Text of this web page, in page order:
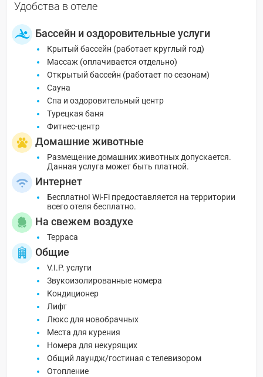
Удобства в отеле
Бассейн и оздоровительные услуги
Крытый бассейн (работает круглый год)
Массаж (оплачивается отдельно)
Открытый бассейн (работает по сезонам)
Сауна
Спа и оздоровительный центр
Турецкая баня
Фитнес-центр
Домашние животные
Размещение домашних животных допускается.
Данная услуга может быть платной.
Интернет
Бесплатно! Wi-Fi предоставляется на территории
всего отеля бесплатно.
На свежем воздухе
Терраса
Общие
V.I.P. услуги
Звукоизолированные номера
Кондиционер
Лифт
Люкс для новобрачных
Места для курения
Номера для некурящих
Общий лаундж/гостиная с телевизором
Отопление